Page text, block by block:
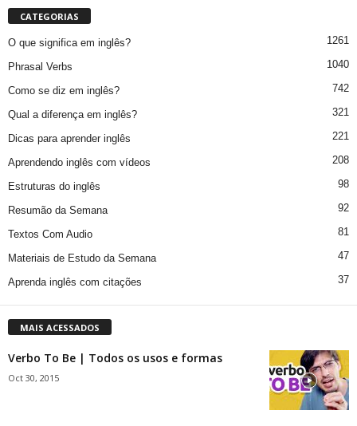
CATEGORIAS
O que significa em inglês? 1261
Phrasal Verbs 1040
Como se diz em inglês? 742
Qual a diferença em inglês? 321
Dicas para aprender inglês 221
Aprendendo inglês com vídeos 208
Estruturas do inglês 98
Resumão da Semana 92
Textos Com Audio 81
Materiais de Estudo da Semana 47
Aprenda inglês com citações 37
MAIS ACESSADOS
Verbo To Be | Todos os usos e formas
Oct 30, 2015